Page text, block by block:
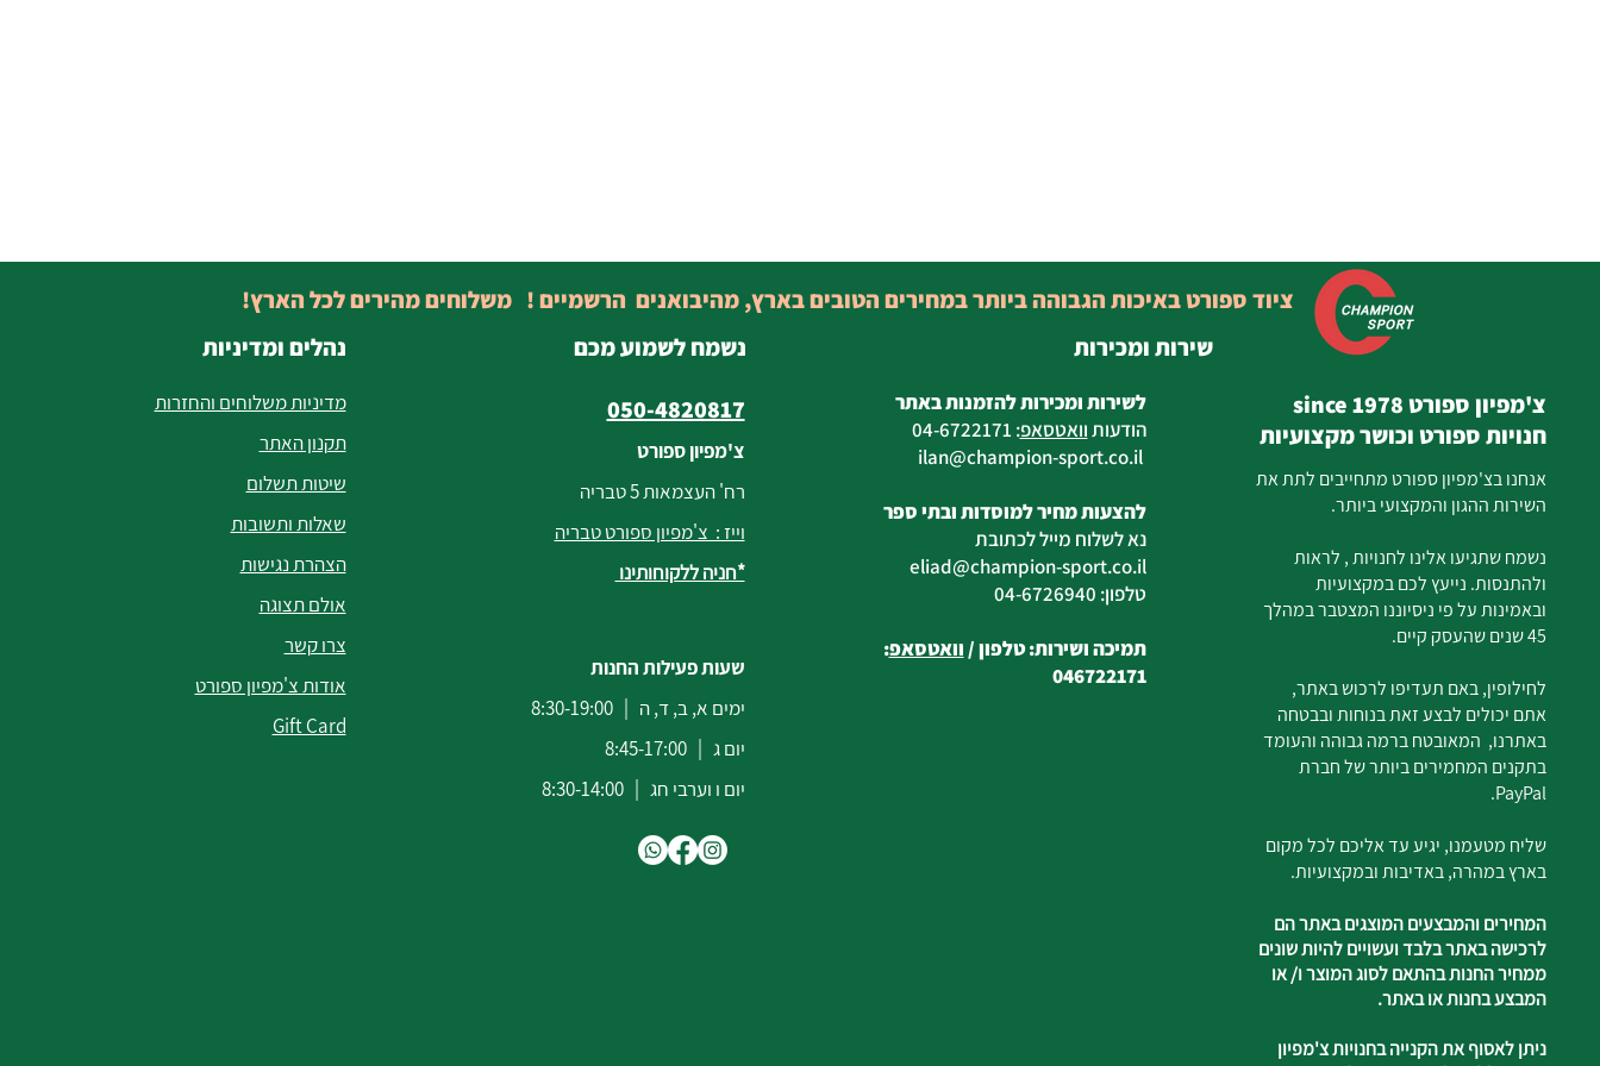
נהלים ומדיניות
מדיניות משלוחים והחזרות
תקנון האתר
שיטות תשלום
שאלות ותשובות
הצהרת נגישות
אולם תצוגה
צרו קשר
אודות צ'מפיון ספורט
Gift Card
נשמח לשמוע מכם
050-4820817
צ'מפיון ספורט
רח' העצמאות 5 טבריה
וייז : צ'מפיון ספורט טבריה
*חניה ללקוחותינו
שעות פעילות החנות
ימים א, ב, ד, ה | 8:30-19:00
יום ג | 8:45-17:00
יום ו וערבי חג | 8:30-14:00
לשירות ומכירות להזמנות באתר
הודעותוואטסאפ:
04-6722171
ilan
@champion-sport.co.il
להצעות מחיר למוסדות ובתי ספר
נא לשלוח מייל לכתובת
eliad@champion-sport.co.il
טלפון: 04-6726940
תמיכה ושירות: טלפון /וואטסאפ:
046722171
צ'מפיון ספורט since 1978
חנויות ספורט וכושר מקצועיות
אנחנו בצ'מפיון ספורט מתחייבים לתת את
השירות ההגון והמקצועי ביותר.
נשמח שתגיעו אלינו לחנויות , לראות
ולהתנסות. נייעץ לכם במקצועיות
ובאמינות על פי ניסיוננו המצטבר במהלך
45 שנים שהעסק קיים.
לחילופין, באם תעדיפו לרכוש באתר,
אתם יכולים לבצע זאת בנוחות ובבטחה
באתרנו, המאובטח ברמה גבוהה והעומד
בתקנים המחמירים ביותר של חברת
PayPal.
שליח מטעמנו, יגיע עד אליכם לכל מקום
בארץ במהרה, באדיבות ובמקצועיות.
המחירים והמבצעים המוצגים באתר הם
לרכישה באתר בלבד ועשויים להיות שונים
ממחיר החנות בהתאם לסוג המוצר ו/ או
המבצע בחנות או באתר.
ניתן לאסוף את הקנייה בחנויות צ'מפיון
שירות ומכירות
ציוד ספורט באיכות הגבוהה ביותר במחירים הטובים בארץ, מהיבואנים הרשמיים ! משלוחים מהירים לכל הארץ!